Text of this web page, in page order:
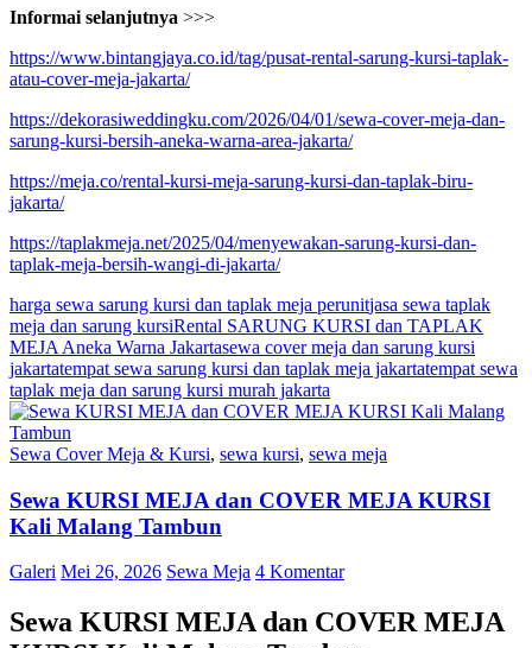
Informai selanjutnya >>>
https://www.bintangjaya.co.id/tag/pusat-rental-sarung-kursi-taplak-
atau-cover-meja-jakarta/
https://dekorasiweddingku.com/2026/04/01/sewa-cover-meja-dan-
sarung-kursi-bersih-aneka-warna-area-jakarta/
https://meja.co/rental-kursi-meja-sarung-kursi-dan-taplak-biru-
jakarta/
https://taplakmeja.net/2025/04/menyewakan-sarung-kursi-dan-
taplak-meja-bersih-wangi-di-jakarta/
harga sewa sarung kursi dan taplak meja perunitjasa sewa taplak
meja dan sarung kursiRental SARUNG KURSI dan TAPLAK
MEJA Aneka Warna Jakartasewa cover meja dan sarung kursi
jakartatempat sewa sarung kursi dan taplak meja jakartatempat sewa
taplak meja dan sarung kursi murah jakarta
Sewa Cover Meja & Kursi, sewa kursi, sewa meja
Sewa KURSI MEJA dan COVER MEJA KURSI
Kali Malang Tambun
Galeri Mei 26, 2026 Sewa Meja 4 Komentar
Sewa KURSI MEJA dan COVER MEJA